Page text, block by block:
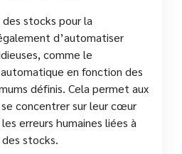
stocks pour la
d’automatiser
comme le
en fonction des
définis. Cela permet aux
concentrer sur leur cœur
erreurs humaines liées à
stocks.